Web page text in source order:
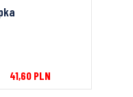
41,60 PLN